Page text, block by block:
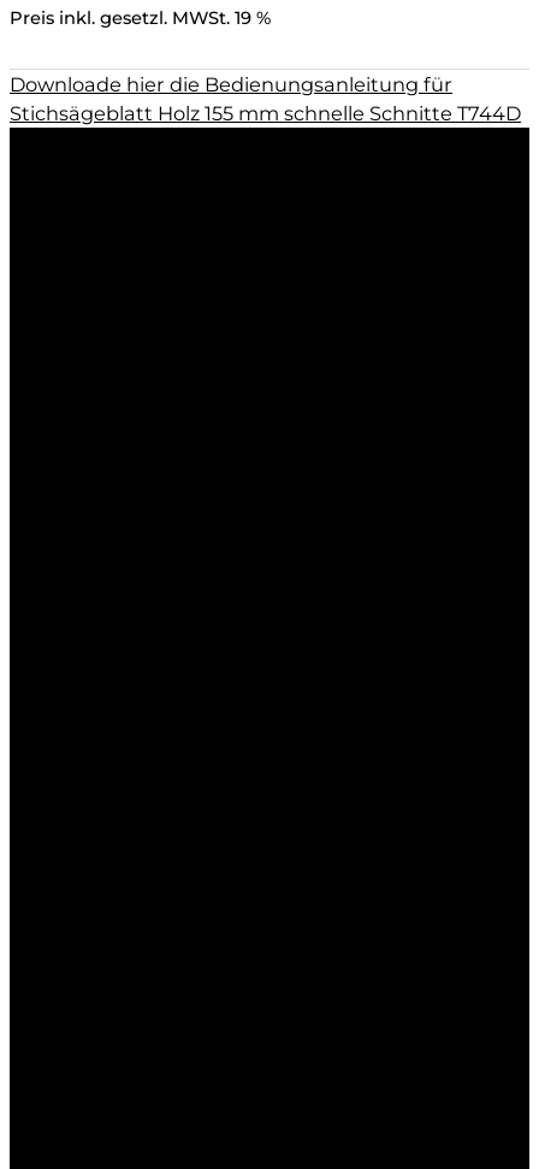
Preis inkl. gesetzl. MWSt. 19 %
Downloade hier die Bedienungsanleitung für
Stichsägeblatt Holz 155 mm schnelle Schnitte T744D